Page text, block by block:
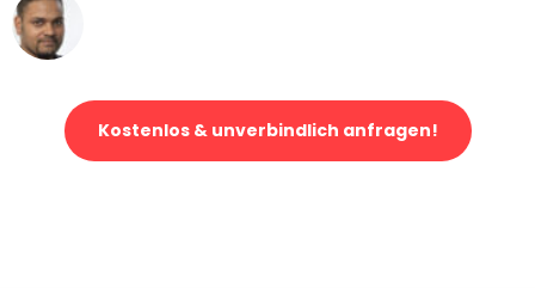
Kostenlos & unverbindlich anfragen!